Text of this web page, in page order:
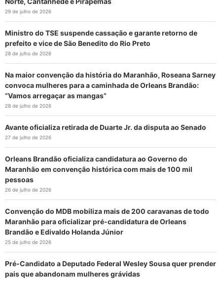
29 de julho de 2026
Ministro do TSE suspende cassação e garante retorno de
prefeito e vice de São Benedito do Rio Preto
28 de julho de 2026
Na maior convenção da história do Maranhão, Roseana Sarney
convoca mulheres para a caminhada de Orleans Brandão:
“Vamos arregaçar as mangas”
28 de julho de 2026
Avante oficializa retirada de Duarte Jr. da disputa ao Senado
27 de julho de 2026
Orleans Brandão oficializa candidatura ao Governo do
Maranhão em convenção histórica com mais de 100 mil
pessoas
26 de julho de 2026
Convenção do MDB mobiliza mais de 200 caravanas de todo
Maranhão para oficializar pré-candidatura de Orleans
Brandão e Edivaldo Holanda Júnior
25 de julho de 2026
Pré-Candidato a Deputado Federal Wesley Sousa quer prender
pais que abandonam mulheres grávidas